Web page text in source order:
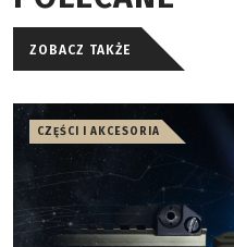
ZOBACZ TAKŻE
CZĘŚCI I AKCESORIA